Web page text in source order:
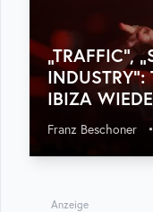
„TRAFFIC“,
INDUSTRY“:
IBIZA
Franz Beschoner •
Anzeige